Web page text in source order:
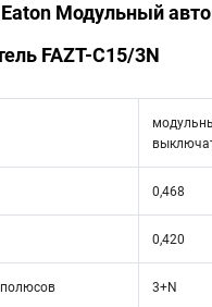
Модульный
FAZT-C15/3N
0,468
0,420
полюсов 3+N